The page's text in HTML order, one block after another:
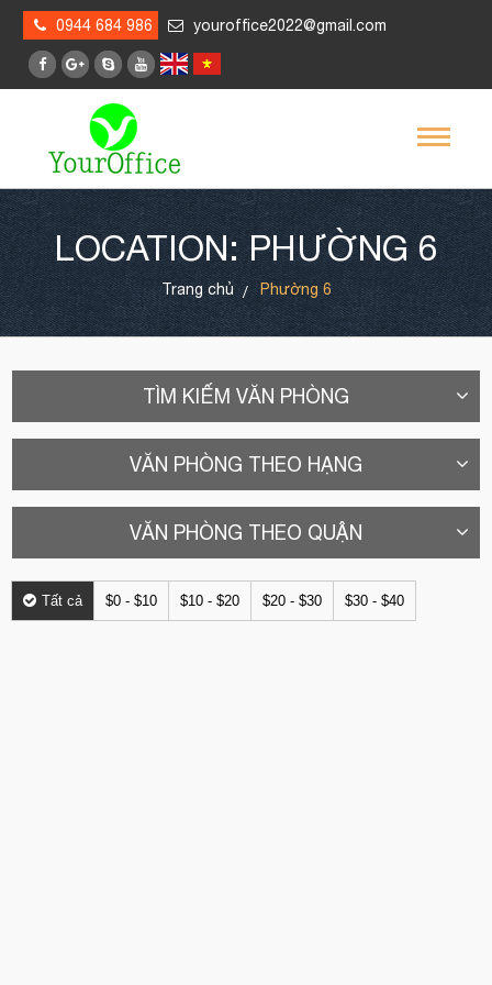
0944 684 986 youroffice2022@gmail.com
LOCATION: PHƯỜNG 6
Trang chủ Phường 6
TÌM KIẾM VĂN PHÒNG
VĂN PHÒNG THEO HẠNG
VĂN PHÒNG THEO QUẬN
Tất cả $0 - $10 $10 - $20 $20 - $30 $30 - $40